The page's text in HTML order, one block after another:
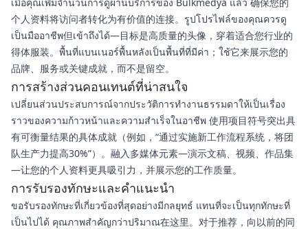
个人资料将访问者转化为有价值的连接。รูปโปรไฟล์ของคุณควรดู
เป็นมืออาชีพ但เข้าถึงได้—目标是高质量的头像，穿着适合您行业的
得体服装。พื้นที่แบนเนอร์พื้นหลังเป็นพื้นที่ที่มีค่า；ใช้它来展示您的
品牌、服务或关键成就，而不是留空。
การสร้างส่วนคอนเทนต์ที่น่าสนใจ
เปลี่ยนส่วนประสบการณ์จากประวัติการทำงานธรรมดาให้เป็นเรื่อง
ราวของความก้าวหน้าและความสำเร็จในอาชีพ 使用项目符号突出具
有可衡量结果的具体成就（例如，“通过实施新工作流程系统，将团
队生产力提高30%”）。融入多媒体元素—演示文稿、视频、作品集
—让您的个人资料更具吸引力，并展示您的工作质量。
การรับรองทักษะและคำแนะนำ
ขอรับรองทักษะที่เกี่ยวข้องที่สุดอย่างมีกลยุทธ์ แทนที่จะเป็นทุกทักษะที่
เป็นไปได้ คุณภาพสำคัญกว่าปริมาณ在这里。对于推荐，向以前的同